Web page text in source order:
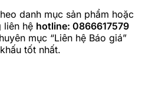
danh mục sản phẩm hoặc
liên hệ hotline: 0866617579
mục “Liên hệ Báo giá”
tốt nhất.